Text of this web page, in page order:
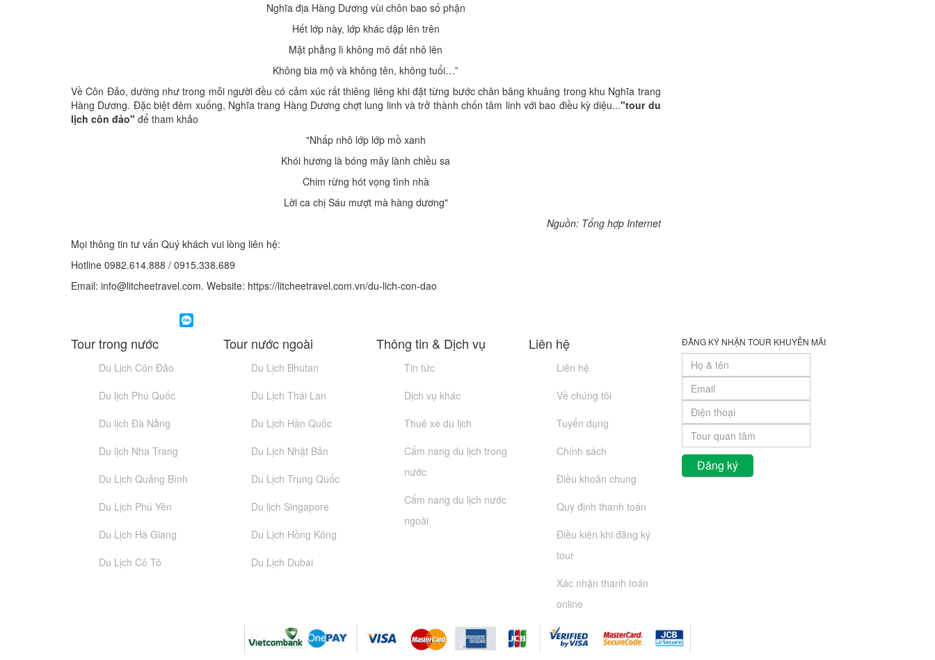
Nghĩa địa Hàng Dương vùi chôn bao số phận
Hết lớp này, lớp khác dập lên trên
Mặt phẳng lì không mô đất nhô lên
Không bia mộ và không tên, không tuổi…”
Về Côn Ðảo, dường như trong mỗi người đều có cảm xúc rất thiêng liêng khi đặt từng bước chân bâng khuâng trong khu Nghĩa trang
Hàng Dương. Ðặc biệt đêm xuống, Nghĩa trang Hàng Dương chợt lung linh và trở thành chốn tâm linh với bao điều kỳ diệu..."tour du
lịch côn đảo" để tham khảo
"Nhấp nhô lớp lớp mồ xanh
Khói hương là bóng mây lành chiều sa
Chim rừng hót vọng tình nhà
Lời ca chị Sáu mượt mà hàng dương"
Nguồn: Tổng hợp Internet
Mọi thông tin tư vấn Quý khách vui lòng liên hệ:
Hotline 0982.614.888 / 0915.338.689
Email: info@litcheetravel.com. Website: https://litcheetravel.com.vn/du-lich-con-dao
Tour trong nước
Du Lịch Côn Đảo
Du lịch Phú Quốc
Du lịch Đà Nẵng
Du lịch Nha Trang
Du Lịch Quảng Bình
Du Lịch Phú Yên
Du Lịch Hà Giang
Du Lịch Cô Tô
Tour nước ngoài
Du Lịch Bhutan
Du Lịch Thái Lan
Du Lịch Hàn Quốc
Du Lịch Nhật Bản
Du Lịch Trung Quốc
Du lịch Singapore
Du Lịch Hồng Kông
Du Lịch Dubai
Thông tin & Dịch vụ
Tin tức
Dịch vụ khác
Thuê xe du lịch
Cẩm nang du lịch trong
nước
Cẩm nang du lịch nước
ngoài
Liên hệ
Liên hệ
Về chúng tôi
Tuyển dụng
Chính sách
Điều khoản chung
Quy định thanh toán
Điều kiện khi đăng ký
tour
Xác nhận thanh toán
online
ĐĂNG KÝ NHẬN TOUR KHUYỄN MÃI